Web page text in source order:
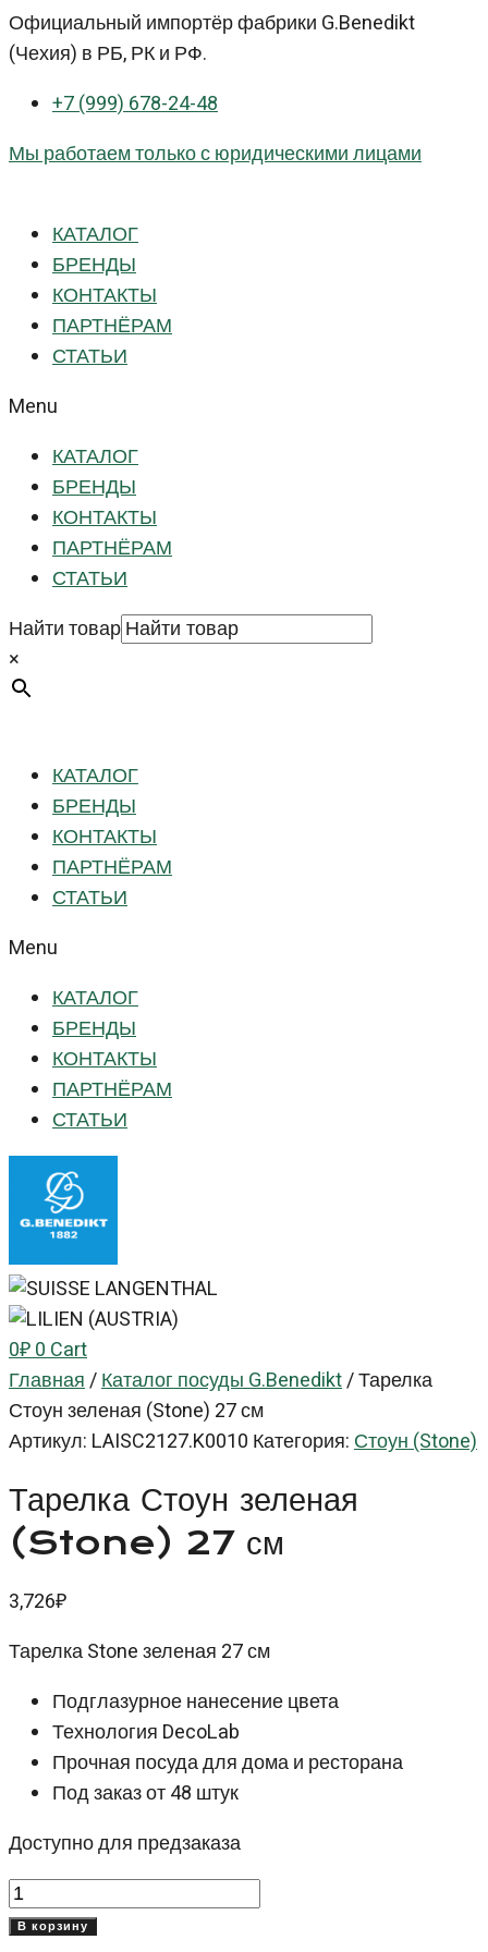
Перейти
к
Официальный импортёр фабрики G.Benedikt
(Чехия) в РБ, РК и РФ.
+7 (999) 678-24-48
Мы работаем только с юридическими лицами
КАТАЛОГ
БРЕНДЫ
КОНТАКТЫ
ПАРТНЁРАМ
СТАТЬИ
Menu
КАТАЛОГ
БРЕНДЫ
КОНТАКТЫ
ПАРТНЁРАМ
СТАТЬИ
Найти товар
×
КАТАЛОГ
БРЕНДЫ
КОНТАКТЫ
ПАРТНЁРАМ
СТАТЬИ
Menu
КАТАЛОГ
БРЕНДЫ
КОНТАКТЫ
ПАРТНЁРАМ
СТАТЬИ
0₽0Cart
Главная/Каталог посуды G.Benedikt/Тарелка
Стоун зеленая (Stone) 27 см
Артикул: LAISC2127.K0010 Категория:Стоун (Stone)
Тарелка Стоун зеленая
(Stone) 27 см
3,726₽
Тарелка Stone зеленая 27 см
Подглазурное нанесение цвета
Технология DecoLab
Прочная посуда для дома и ресторана
Под заказ от 48 штук
Доступно для предзаказа
Количество
товара
В корзину